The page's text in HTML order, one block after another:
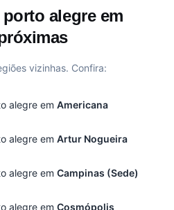
alegre em
vizinhas. Confira:
alegre em Americana
alegre em Artur Nogueira
alegre em Campinas (Sede)
alegre em Cosmópolis